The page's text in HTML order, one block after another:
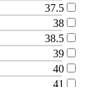
37.5
38
38.5
39
40
41